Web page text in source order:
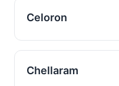
Celoron
Chellaram